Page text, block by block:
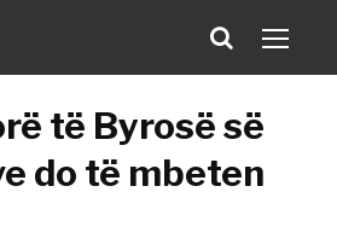
të Byrosë së
do të mbeten